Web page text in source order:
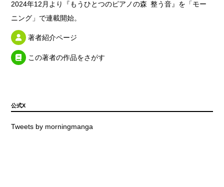
2024年12月より『もうひとつのピアノの森 整う音』を「モー
ニング」で連載開始。
著者紹介ページ
この著者の作品をさがす
公式X
Tweets by morningmanga